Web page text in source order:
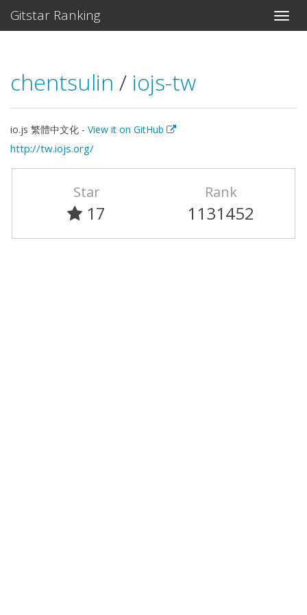
Gitstar Ranking
chentsulin / iojs-tw
io.js 繁體中文化 - View it on GitHub
http://tw.iojs.org/
Star
17
Rank
1131452